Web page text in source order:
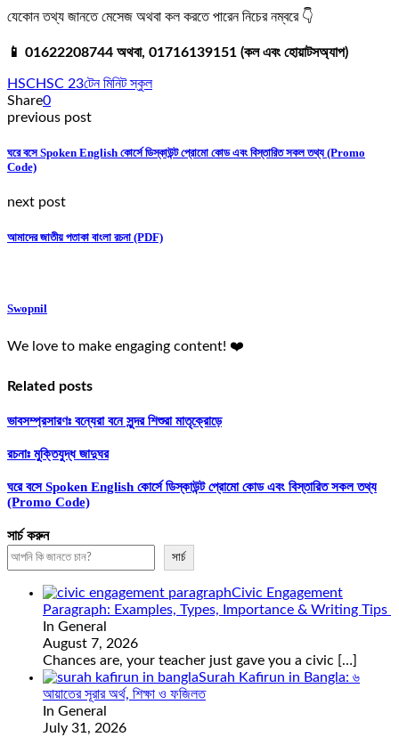
যেকোন তথ্য জানতে মেসেজ অথবা কল করতে পারেন নিচের নম্বরে 👇
📱 01622208744 অথবা, 01716139151 (কল এবং হোয়াটসঅ্যাপ)
HSCHSC 23টেন মিনিট স্কুল
Share0
previous post
ঘরে বসে Spoken English কোর্সে ডিস্কাউন্ট প্রোমো কোড এবং বিস্তারিত সকল তথ্য (Promo
Code)
next post
আমাদের জাতীয় পতাকা বাংলা রচনা (PDF)
Swopnil
We love to make engaging content! ❤️
Related posts
ভাবসম্প্রসারণঃ বন্যেরা বনে সুন্দর শিশুরা মাতৃক্রোড়ে
রচনাঃ মুক্তিযুদ্ধ জাদুঘর
ঘরে বসে Spoken English কোর্সে ডিস্কাউন্ট প্রোমো কোড এবং বিস্তারিত সকল তথ্য
(Promo Code)
সার্চ করুন
সার্চ
Civic Engagement
Paragraph: Examples, Types, Importance & Writing Tips
In General
August 7, 2026
Chances are, your teacher just gave you a civic […]
Surah Kafirun in Bangla: ৬
আয়াতের সূরার অর্থ, শিক্ষা ও ফজিলত
In General
July 31, 2026